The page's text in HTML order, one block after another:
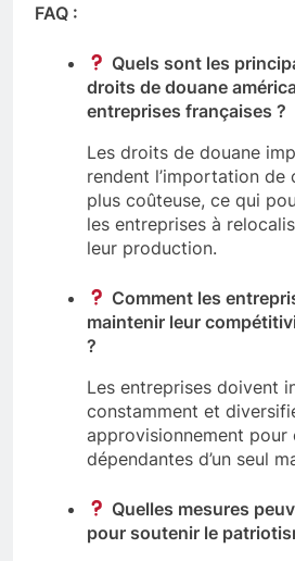
FAQ :
Quels sont les
droits de douane
entreprises françaises ?
Les droits de douane
rendent l’importation
plus coûteuse, ce qui
les entreprises à
leur production.
Comment les
maintenir leur
?
Les entreprises doivent
constamment et
approvisionnement pour
dépendantes d’un seul
Quelles mesures
pour soutenir le